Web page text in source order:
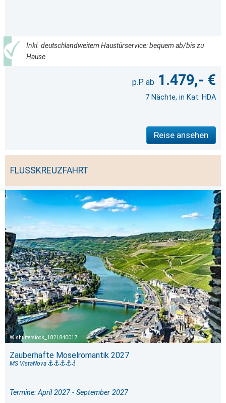
Inkl. deutschlandweitem Haustürservice: bequem ab/bis zu
Hause
1.479,- €
7 Nächte, in Kat. HDA
Reise ansehen
FLUSSKREUZFAHRT
shutterstock_1821840017
Zauberhafte Moselromantik 2027
MS VistaNova
Termine: April 2027 - September 2027